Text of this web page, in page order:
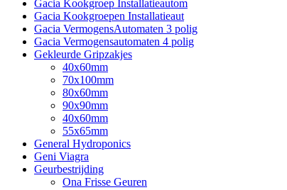
Gacia Kookgroep Installatieautom
Gacia Kookgroepen Installatieaut
Gacia VermogensAutomaten 3 polig
Gacia Vermogensautomaten 4 polig
Gekleurde Gripzakjes
40x60mm
70x100mm
80x60mm
90x90mm
40x60mm
55x65mm
General Hydroponics
Geni Viagra
Geurbestrijding
Ona Frisse Geuren